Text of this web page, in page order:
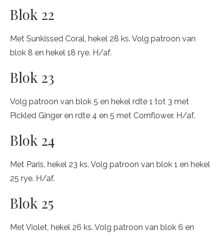
Blok 22
Met Sunkissed Coral, hekel 28 ks. Volg patroon van
blok 8 en hekel 18 rye. H/af.
Blok 23
Volg patroon van blok 5 en hekel rdte 1 tot 3 met
Pickled Ginger en rdte 4 en 5 met Cornflower. H/af.
Blok 24
Met Paris, hekel 23 ks. Volg patroon van blok 1 en hekel
25 rye. H/af.
Blok 25
Met Violet, hekel 26 ks. Volg patroon van blok 6 en